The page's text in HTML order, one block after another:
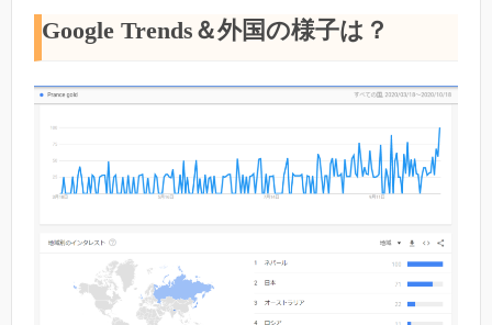
Google Trends＆外国の様子は？